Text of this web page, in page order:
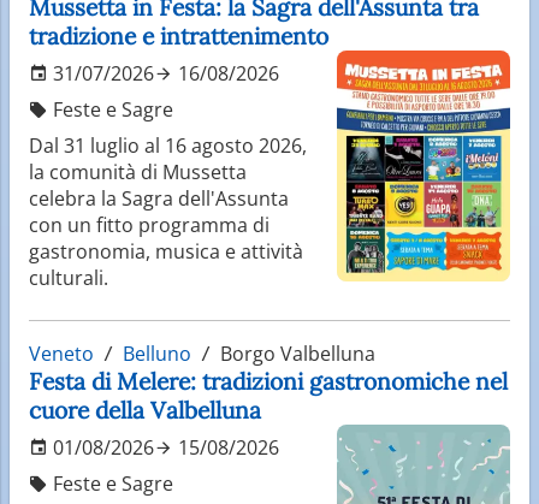
Mussetta in Festa: la Sagra dell'Assunta tra
tradizione e intrattenimento
31/07/2026
16/08/2026
Feste e Sagre
Dal 31 luglio al 16 agosto 2026,
la comunità di Mussetta
celebra la Sagra dell'Assunta
con un fitto programma di
gastronomia, musica e attività
culturali.
Veneto Belluno Borgo Valbelluna
Festa di Melere: tradizioni gastronomiche nel
cuore della Valbelluna
01/08/2026
15/08/2026
Feste e Sagre